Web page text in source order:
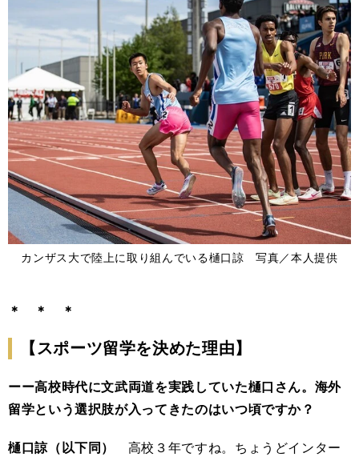
カンザス大で陸上に取り組んでいる樋口諒 写真／本人提供
＊ ＊ ＊
【スポーツ留学を決めた理由】
ーー高校時代に文武両道を実践していた樋口さん。海外
留学という選択肢が入ってきたのはいつ頃ですか？
樋口諒（以下同）
高校３年ですね。ちょうどインター